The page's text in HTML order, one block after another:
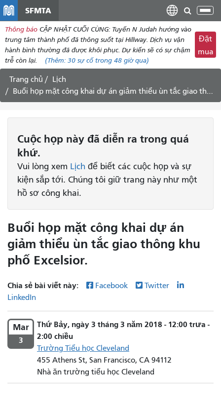
dung
SFMTA
Thông báo CẬP NHẬT CUỐI CÙNG: Tuyến N Judah hướng vào
trung tâm thành phố đã thông suốt tại Hillway. Dịch vụ vận
hành bình thường đã được khôi phục. Dự kiến ​​sẽ có sự chậm
trễ còn lại.
(Thêm: 30 sự cố trong 48 giờ qua)
Đặt
mua
Trang chủ
Lịch
Buổi họp mặt công khai dự án giảm thiểu ùn tắc giao thông khu phố Excelsior.
Cuộc họp này đã diễn ra trong quá
khứ.
Vui lòng xem Lịch để biết các cuộc họp và sự
kiện sắp tới. Chúng tôi giữ trang này như một
hồ sơ công khai.
Buổi họp mặt công khai dự án
giảm thiểu ùn tắc giao thông khu
phố Excelsior.
Chia sẻ bài viết này: Facebook
Twitter
LinkedIn
Mar
3
Thứ Bảy, ngày 3 tháng 3 năm 2018 - 12:00 trưa -
2:00 chiều
Trường Tiểu học Cleveland
455 Athens St, San Francisco, CA 94112
Nhà ăn trường tiểu học Cleveland